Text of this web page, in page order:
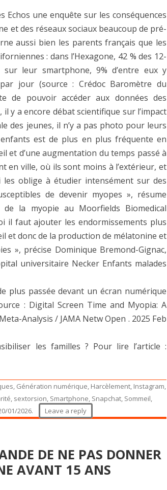
Echos une enquête sur les conséquences
et des réseaux sociaux beaucoup de pré-
aussi bien les parents français que les
: dans l’Hexagone, 42 % des 12-
leur smartphone, 9% d’entre eux y
jour (source : Crédoc Baromètre du
de pouvoir accéder aux données des
y a encore débat scientifique sur l’impact
des jeunes, il n’y a pas photo pour leurs
est de plus en plus fréquente en
et d’une augmentation du temps passé à
en ville, où ils sont moins à l’extérieur, et
oblige à étudier intensément sur des
de devenir myopes », résume
de la myopie au Moorfields Biomedical
il faut ajouter les endormissements plus
et donc de la production de mélatonine et
», précise Dominique Bremond-Gignac,
universitaire Necker Enfants malades
plus passée devant un écran numérique
: Digital Screen Time and Myopia: A
Analysis / JAMA Netw Open . 2025 Feb
les familles ? Pour lire l’article :
, Génération numérique, Harcèlement, Instagram,
, sextorsion, Smartphone, Snapchat, Sommeil,
01/2026. Leave a reply
DE NE PAS DONNER
AVANT 15 ANS